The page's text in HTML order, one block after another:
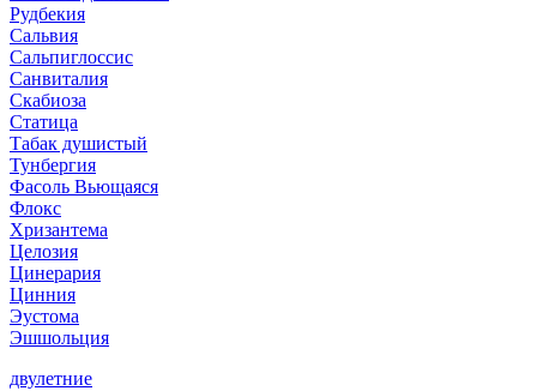
Рудбекия
Сальвия
Сальпиглоссис
Санвиталия
Скабиоза
Статица
Табак душистый
Тунбергия
Фасоль Вьющаяся
Флокс
Хризантема
Целозия
Цинерария
Цинния
Эустома
Эшшольция
двулетние